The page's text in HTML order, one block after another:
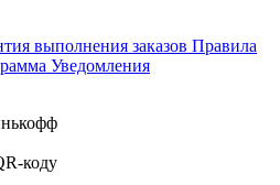
выполнения заказов Правила
Уведомления
коду